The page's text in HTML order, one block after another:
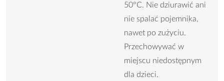
50°C. Nie dziurawić ani
nie spalać pojemnika,
nawet po zużyciu.
Przechowywać w
miejscu niedostępnym
dla dzieci.